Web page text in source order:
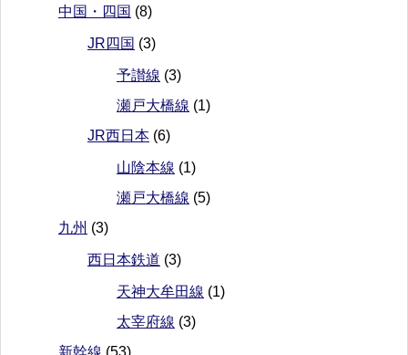
中国・四国 (8)
JR四国 (3)
予讃線 (3)
瀬戸大橋線 (1)
JR西日本 (6)
山陰本線 (1)
瀬戸大橋線 (5)
九州 (3)
西日本鉄道 (3)
天神大牟田線 (1)
太宰府線 (3)
新幹線 (53)